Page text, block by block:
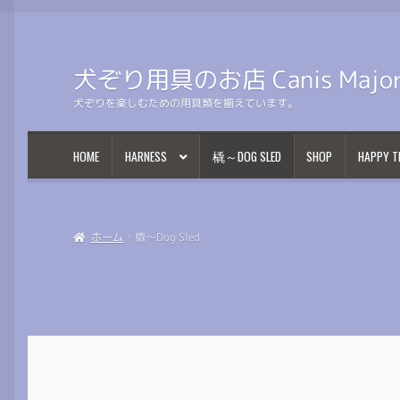
ナ
ビ
ゲ
ー
シ
ス
コ
ン
テ
ン
ツ
ッ
犬ぞり用具のお店 Canis
犬ぞりを楽しむための用具類を揃えています。
HOME HARNESS 橇～DOG SLED SHOP HAPPY
ホーム 橇～Dog Sled